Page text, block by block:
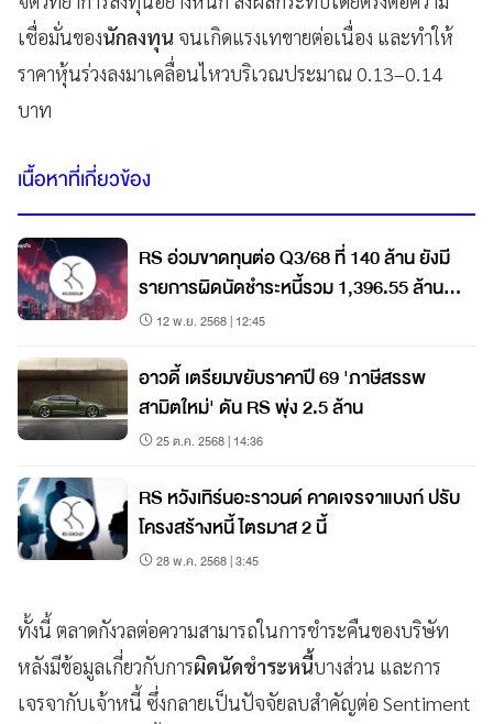
เชื่อมั่นของนักลงทุน จนเกิดแรงเทขายต่อเนื่อง และทำให้
ราคาหุ้นร่วงลงมาเคลื่อนไหวบริเวณประมาณ 0.13–0.14
บาท
เนื้อหาที่เกี่ยวข้อง
RS อ่วมขาดทุนต่อ Q3/68 ที่ 140 ล้าน ยังมี
รายการผิดนัดชำระหนี้รวม 1,396.55 ล้าน
บาท12 พ.ย. 2568 | 12:45
อาวดี้ เตรียมขยับราคาปี 69 'ภาษีสรรพ
สามิตใหม่' ดัน RS พุ่ง 2.5 ล้าน
25 ต.ค. 2568 | 14:36
RS หวังเทิร์นอะราวนด์ คาดเจรจาแบงก์ ปรับ
โครงสร้างหนี้ ไตรมาส 2 นี้
28 พ.ค. 2568 | 3:45
ทั้งนี้ ตลาดกังวลต่อความสามารถในการชำระคืนของบริษัท
หลังมีข้อมูลเกี่ยวกับการผิดนัดชำระหนี้บางส่วน และการ
เจรจากับเจ้าหนี้ ซึ่งกลายเป็นปัจจัยลบสำคัญต่อ Sentiment